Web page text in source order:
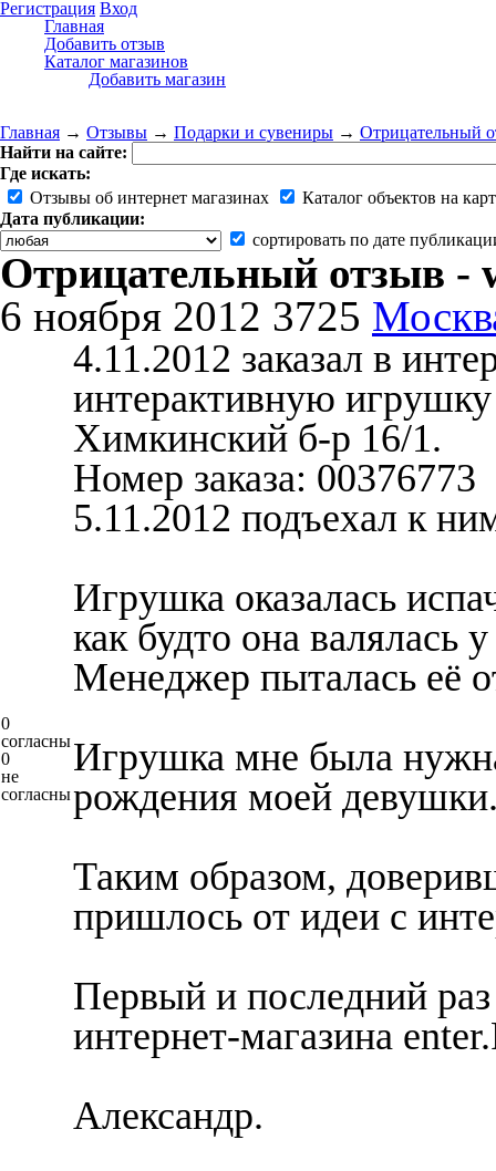
Регистрация Вход
Главная
Добавить отзыв
Каталог магазинов
Добавить магазин
Главная → Отзывы → Подарки и сувениры → Отрицательный
Найти на сайте:
Где искать:
Отзывы об интернет магазинах
Каталог объектов на
Дата публикации:
сортировать по дате
Отрицательный отзыв -
6 ноября 2012 3725
0
согласны
0
не
согласны
4.11.2012 заказал в
интерактивную
Химкинский б-р 16/1.
Номер заказа: 00376773
5.11.2012 подъехал к
Игрушка оказалась
как будто она валялась
Менеджер пыталась её
Игрушка мне была
рождения моей
Таким образом,
пришлось от идеи с
Первый и последний
интернет-магазина
Александр.